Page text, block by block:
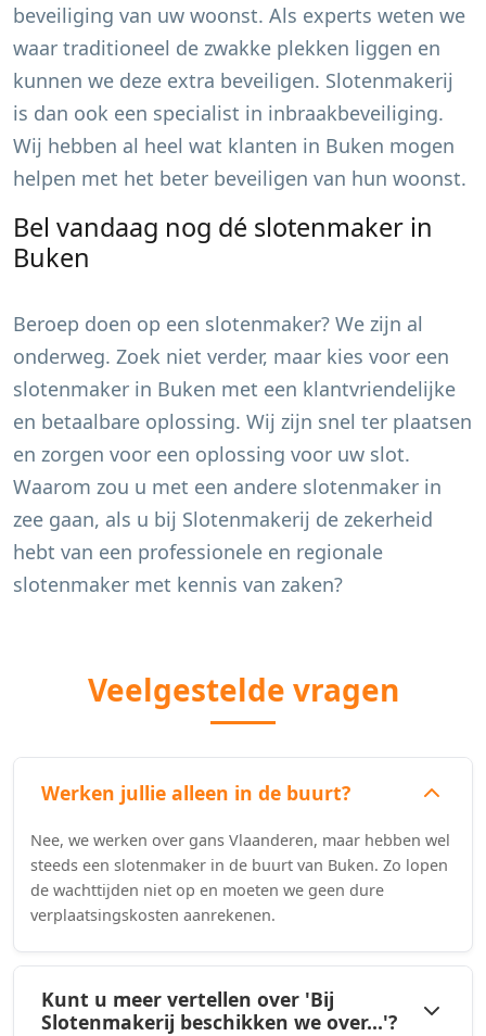
beveiliging van uw woonst. Als experts weten we
waar traditioneel de zwakke plekken liggen en
kunnen we deze extra beveiligen. Slotenmakerij
is dan ook een specialist in inbraakbeveiliging.
Wij hebben al heel wat klanten in Buken mogen
helpen met het beter beveiligen van hun woonst.
Bel vandaag nog dé slotenmaker in
Buken
Beroep doen op een slotenmaker? We zijn al
onderweg. Zoek niet verder, maar kies voor een
slotenmaker in Buken met een klantvriendelijke
en betaalbare oplossing. Wij zijn snel ter plaatsen
en zorgen voor een oplossing voor uw slot.
Waarom zou u met een andere slotenmaker in
zee gaan, als u bij Slotenmakerij de zekerheid
hebt van een professionele en regionale
slotenmaker met kennis van zaken?
Veelgestelde vragen
Werken jullie alleen in de buurt?
Nee, we werken over gans Vlaanderen, maar hebben wel
steeds een slotenmaker in de buurt van Buken. Zo lopen
de wachttijden niet op en moeten we geen dure
verplaatsingskosten aanrekenen.
Kunt u meer vertellen over 'Bij
Slotenmakerij beschikken we over...'?